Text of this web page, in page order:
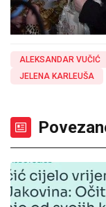
ALEKSANDAR VUČIĆ
JELENA KARLEUŠA